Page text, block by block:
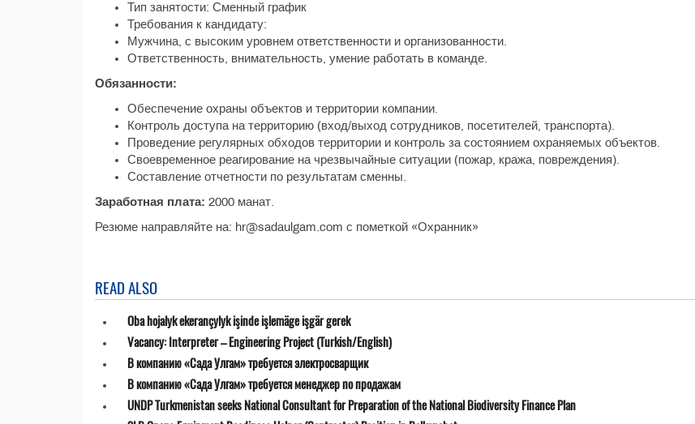
Тип занятости: Сменный график
Требования к кандидату:
Мужчина, с высоким уровнем ответственности и организованности.
Ответственность, внимательность, умение работать в команде.
Обязанности:
Обеспечение охраны объектов и территории компании.
Контроль доступа на территорию (вход/выход сотрудников, посетителей, транспорта).
Проведение регулярных обходов территории и контроль за состоянием охраняемых объектов.
Своевременное реагирование на чрезвычайные ситуации (пожар, кража, повреждения).
Составление отчетности по результатам сменны.
Заработная плата: 2000 манат.
Резюме направляйте на: hr@sadaulgam.com с пометкой «Охранник»
READ ALSO
Oba hojalyk ekerançylyk işinde işlemäge işgär gerek
Vacancy: Interpreter – Engineering Project (Turkish/English)
В компанию «Сада Улгам» требуется электросварщик
В компанию «Сада Улгам» требуется менеджер по продажам
UNDP Turkmenistan seeks National Consultant for Preparation of the National Biodiversity Finance Plan